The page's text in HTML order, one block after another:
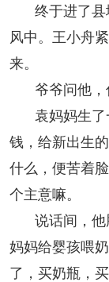
终于进了
风中。王小舟
来。
爷爷问他
袁妈妈生
钱，给新出生
什么，便苦着
个主意嘛。
说话间，
妈妈给婴孩喂
了，买奶瓶，买